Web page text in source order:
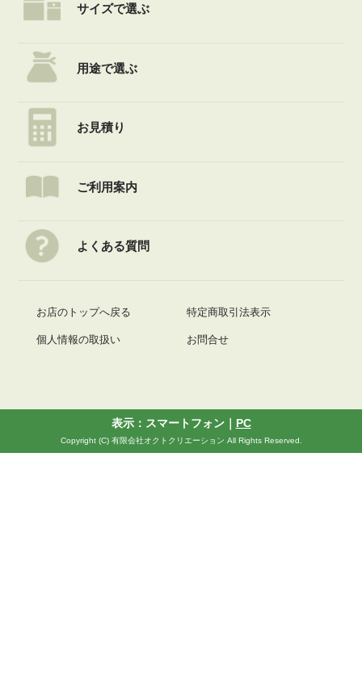
サイズで選ぶ
用途で選ぶ
お見積り
ご利用案内
よくある質問
お店のトップへ戻る 特定商取引法表示
個人情報の取扱い お問合せ
表示：スマートフォン｜ PC
Copyright (C) 有限会社オクトクリエーション All Rights Reserved.